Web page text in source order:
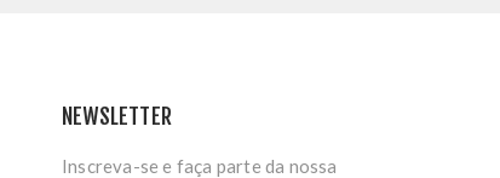
NEWSLETTER
Inscreva-se e faça parte da nossa